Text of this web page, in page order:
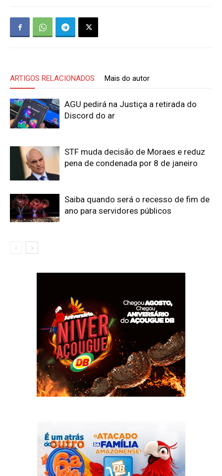
ARTIGOS RELACIONADOS Mais do autor
AGU pedirá na Justiça a retirada do
Discord do ar
STF muda decisão de Moraes e reduz
pena de condenada por 8 de janeiro
Saiba quando será o recesso de fim de
ano para servidores públicos